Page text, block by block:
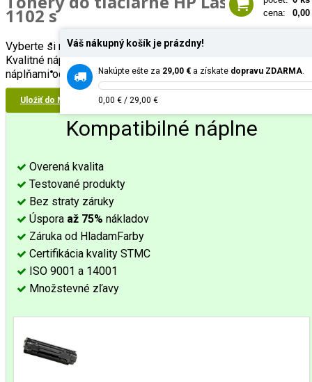
cena:
0,00
Váš nákupný košík je prázdny!
Nakúpte ešte za 29,00 € a získate dopravu ZDARMA.
0,00 € / 29,00 €
1102 s
Vyberte si náplne do Vašej tlačiarne HP LaserJet Pro P 1102
Kvalitné náplne od dlhoročného výrobcu s certifikátmi ISO. S
náplňami odHladamFarbybudete určite spokojný.
Uložiť do Mojich Tlačiarní
Kompatibilné náplne
Overená kvalita
Testované produkty
Bez straty záruky
Úspora až 75% nákladov
Záruka od HladamFarby
Certifikácia kvality STMC
ISO 9001 a 14001
Množstevné zľavy